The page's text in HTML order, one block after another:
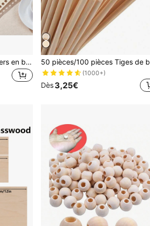
3 pièces de fonds de paniers en bois ovales, convenant au tricot, aux travaux de crochet et à la décoration d'intérieur
(1000+)
Dès3,25€